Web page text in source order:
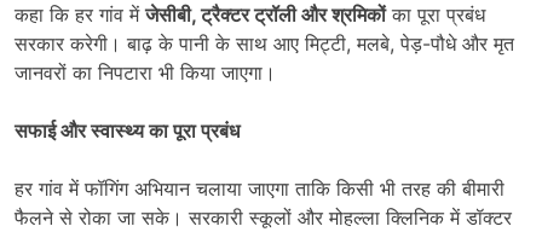
कहा कि हर गांव मेंजेसीबी,ट्रैक्टर ट्रॉली और श्रमिकोंका पूरा प्रबंध
सरकार करेगी। बाढ़ के पानी के साथ आए मिट्टी, मलबे, पेड़-पौधे और मृत
जानवरों का निपटारा भी किया जाएगा।
सफाई और स्वास्थ्य का पूरा प्रबंध
हर गांव में फॉगिंग अभियान चलाया जाएगा ताकि किसी भी तरह की बीमारी
फैलने से रोका जा सके। सरकारी स्कूलों और मोहल्ला क्लिनिक में डॉक्टर